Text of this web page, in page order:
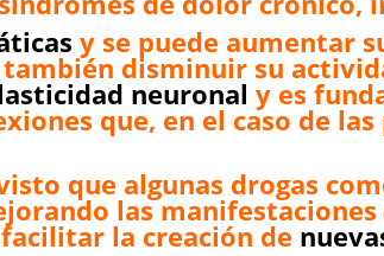
y se puede aumentar
disminuir su
neuronal y es
que, en el caso de
que algunas drogas
las
la creación de